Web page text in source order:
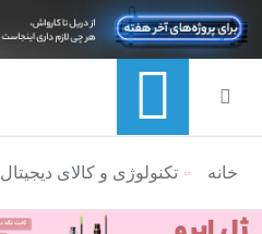
منوی ناوبری خرده نان
خانه تکنولوژی و کالای دیجیتال